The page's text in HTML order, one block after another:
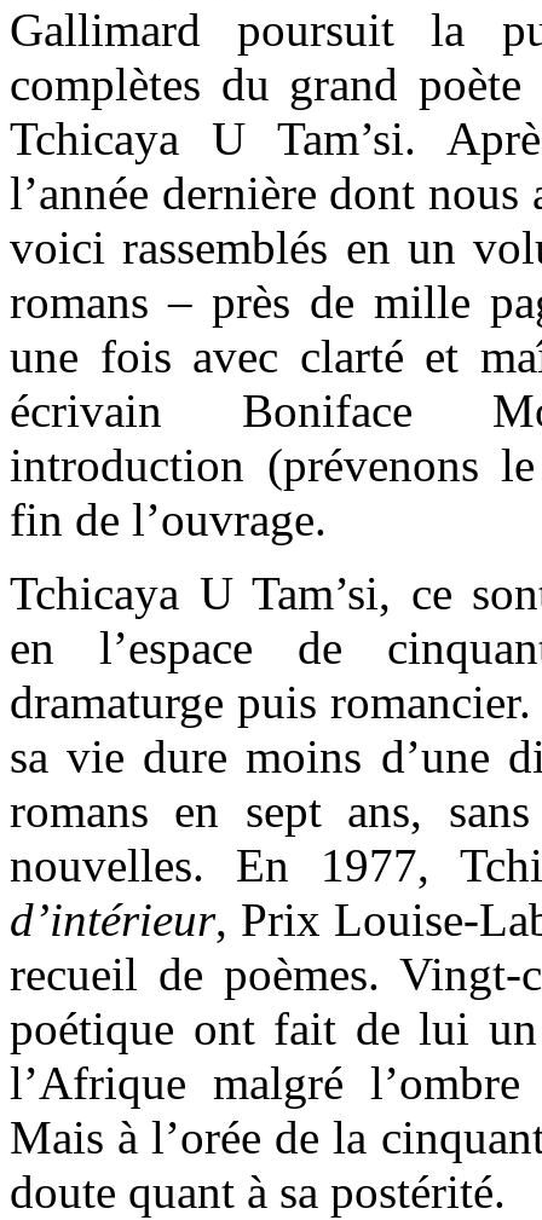
Gallimard poursuit la
complètes du grand
Tchicaya U Tam’si.
l’année dernière dont
voici rassemblés en un
romans – près de mille
une fois avec clarté et
écrivain Boniface
introduction (prévenons
fin de l’ouvrage.
Tchicaya U Tam’si, ce
en l’espace de
dramaturge puis
sa vie dure moins d’une
romans en sept ans,
nouvelles. En 1977,
d’intérieur, Prix Louise-
recueil de poèmes. Vingt-
poétique ont fait de lui un
l’Afrique malgré l’ombre
Mais à l’orée de la
doute quant à sa postérité.